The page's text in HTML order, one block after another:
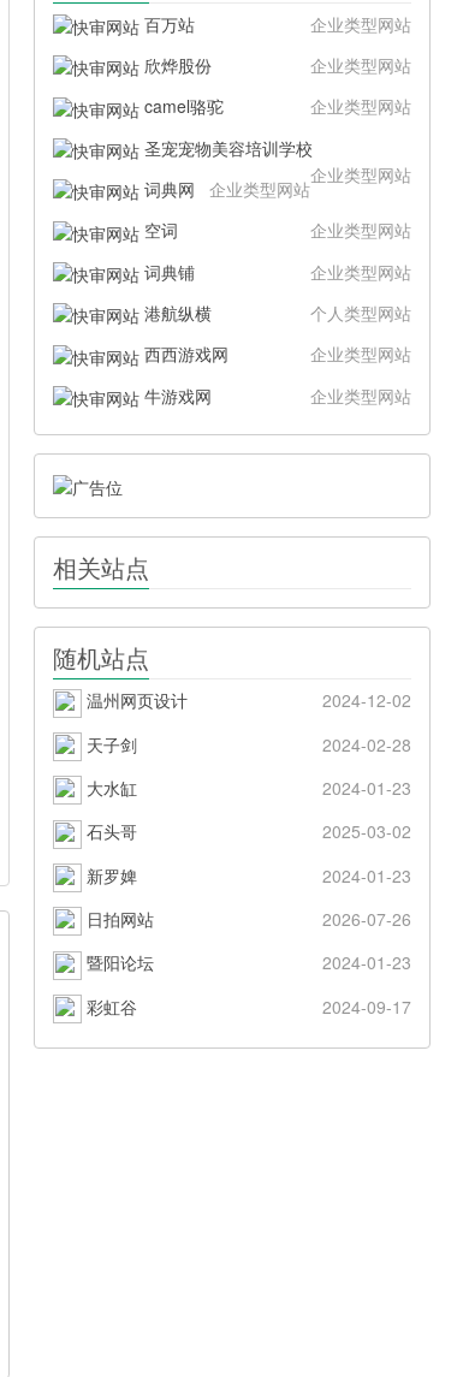
百万站
企业类型网站
欣烨股份
企业类型网站
camel骆驼
企业类型网站
圣宠宠物美容培训学校
企业类型网站
词典网
企业类型网站
空词
企业类型网站
词典铺
企业类型网站
港航纵横
个人类型网站
西西游戏网
企业类型网站
牛游戏网
企业类型网站
相关站点
随机站点
温州网页设计
2024-12-02
天子剑
2024-02-28
大水缸
2024-01-23
石头哥
2025-03-02
新罗婢
2024-01-23
日拍网站
2026-07-26
暨阳论坛
2024-01-23
彩虹谷
2024-09-17